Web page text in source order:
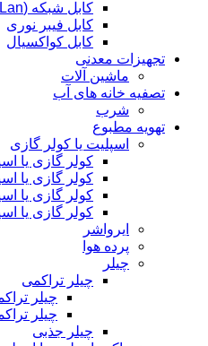
کابل شبکه (Lan)
کابل فیبر نوری
کابل کواکسیال
تجهیزات معدنی
ماشین آلات
تصفیه خانه های آب
شرب
تهویه مطبوع
اسپلیت یا کولر گازی
کولر گازی یا
کولر گازی یا
کولر گازی یا
کولر گازی یا
ایرواشر
پرده هوا
چیلر
چیلر تراکمی
چیلر
چیلر
چیلر جذبی